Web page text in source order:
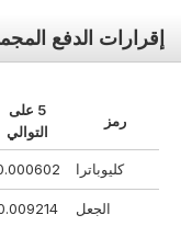
إقرارات الدفع
رمز
5 على
التوالي
كليوباترا 0.000602
الجعل 0.009214